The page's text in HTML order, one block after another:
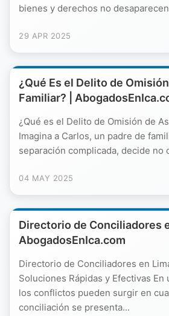
bienes y derechos no
29 APR 2025
¿Qué Es el Delito de
Familiar? |
¿Qué es el Delito de Omisión de
Imagina a Carlos, un padre de
separación complicada, decide no
04 MAY 2025
Directorio de Conciliadores
AbogadosEnIca.com
Directorio de Conciliadores en
Soluciones Rápidas y Efectivas En
los conflictos pueden surgir en
conciliación se presenta...